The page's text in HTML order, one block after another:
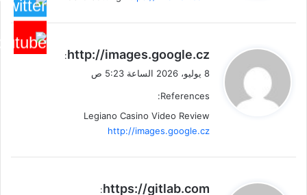
ي
ل
http://images.google.cz
:
8 يوليو، 2026 الساعة 5:23 ص
References:
Legiano Casino Video Review
http://images.google.cz
يhttps://gitlab.com
: